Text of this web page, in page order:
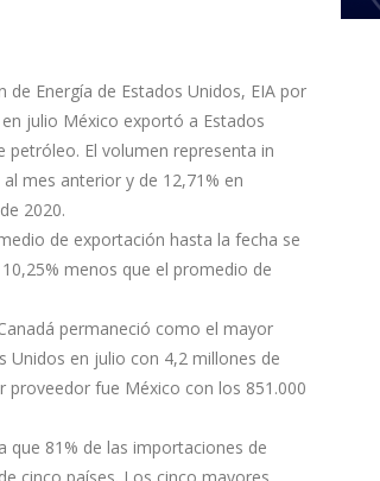
Energía de Estados Unidos, EIA por
julio México exportó a Estados
petróleo. El volumen representa in
mes anterior y de 12,71% en
2020.
de exportación hasta la fecha se
menos que el promedio de
permaneció como el mayor
Unidos en julio con 4,2 millones de
proveedor fue México con los 851.000
que 81% de las importaciones de